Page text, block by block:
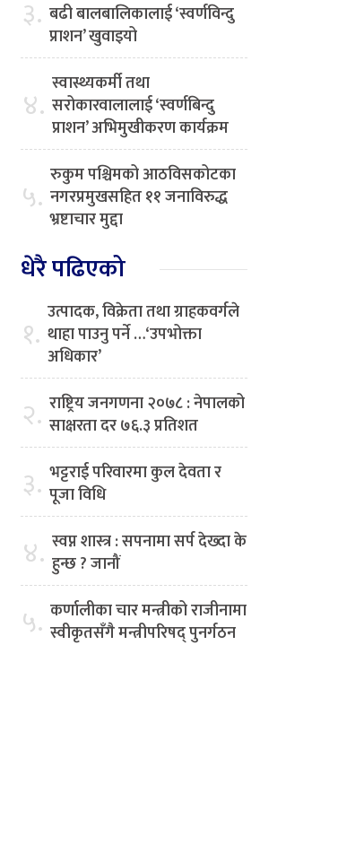
३. बढी बालबालिकालाई ‘स्वर्णविन्दु
प्राशन’ खुवाइयो
४. स्वास्थ्यकर्मी तथा
सरोकारवालालाई ‘स्वर्णबिन्दु
प्राशन’ अभिमुखीकरण कार्यक्रम
५. रुकुम पश्चिमको आठविसकोटका
नगरप्रमुखसहित ११ जनाविरुद्ध
भ्रष्टाचार मुद्दा
धेरै पढिएको
१. उत्पादक, विक्रेता तथा ग्राहकवर्गले
थाहा पाउनु पर्ने …‘उपभोक्ता
अधिकार’
२. राष्ट्रिय जनगणना २०७८ : नेपालको
साक्षरता दर ७६.३ प्रतिशत
३. भट्टराई परिवारमा कुल देवता र
पूजा विधि
४. स्वप्न शास्त्र : सपनामा सर्प देख्दा के
हुन्छ ? जानौं
५. कर्णालीका चार मन्त्रीको राजीनामा
स्वीकृतसँगै मन्त्रीपरिषद् पुनर्गठन